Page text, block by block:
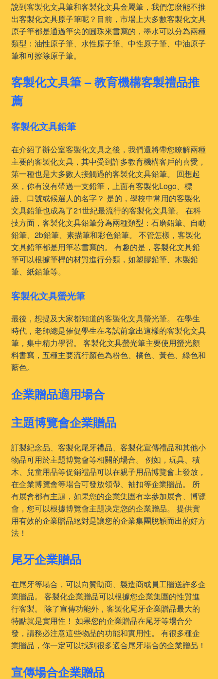
說到客製化文具筆和客製化文具金屬筆，我們怎麼能不推
出客製化文具原子筆呢？目前，市場上大多數客製化文具
原子筆都是通過筆尖的圓珠來書寫的，墨水可以分為兩種
類型：油性原子筆、水性原子筆、中性原子筆、中油原子
筆和可擦除原子筆。
客製化文具筆 – 教育機構客製禮品推
薦
客製化文具鉛筆
在介紹了辦公室客製化文具之後，我們還將帶您瞭解兩種
主要的客製化文具，其中受到許多教育機構客戶的喜愛，
第一種也是大多數人接觸過的客製化文具鉛筆。 回想起
來，你有沒有帶過一支鉛筆，上面有客製化Logo、標
語、口號或候選人的名字？ 是的，學校中常用的客製化
文具鉛筆也成為了21世紀最流行的客製化文具筆。 在科
技方面，客製化文具鉛筆分為兩種類型：石磨鉛筆、自動
鉛筆、2b鉛筆、素描筆和彩色鉛筆。 不管怎樣，客製化
文具鉛筆都是用筆芯書寫的。 有趣的是，客製化文具鉛
筆可以根據筆桿的材質進行分類，如塑膠鉛筆、木製鉛
筆、紙鉛筆等。
客製化文具螢光筆
最後，想提及大家都知道的客製化文具螢光筆。 在學生
時代，老師總是催促學生在考試前拿出這樣的客製化文具
筆，集中精力學習。 客製化文具螢光筆主要使用螢光顏
料書寫，五種主要流行顏色為粉色、橘色、黃色、綠色和
藍色。
企業贈品適用場合
主題博覽會企業贈品
訂製紀念品、客製化尾牙禮品、客製化宣傳禮品和其他小
物品可用於主題博覽會等相關的場合。 例如，玩具、積
木、兒童用品等促銷禮品可以在親子用品博覽會上發放，
在企業博覽會等場合可發放領帶、袖扣等企業贈品。 所
有展會都有主題，如果您的企業集團有幸參加展會、博覽
會，您可以根據博覽會主題决定您的企業贈品。 提供實
用有效的企業贈品絕對是讓您的企業集團脫穎而出的好方
法！
尾牙企業贈品
在尾牙等場合，可以向贊助商、製造商或員工贈送許多企
業贈品。 客製化企業贈品可以根據您企業集團的性質進
行客製。 除了宣傳功能外，客製化尾牙企業贈品最大的
特點就是實用性！ 如果您的企業贈品在尾牙等場合分
發，請務必注意這些物品的功能和實用性。 有很多種企
業贈品，你一定可以找到很多適合尾牙場合的企業贈品！
宣傳場合企業贈品